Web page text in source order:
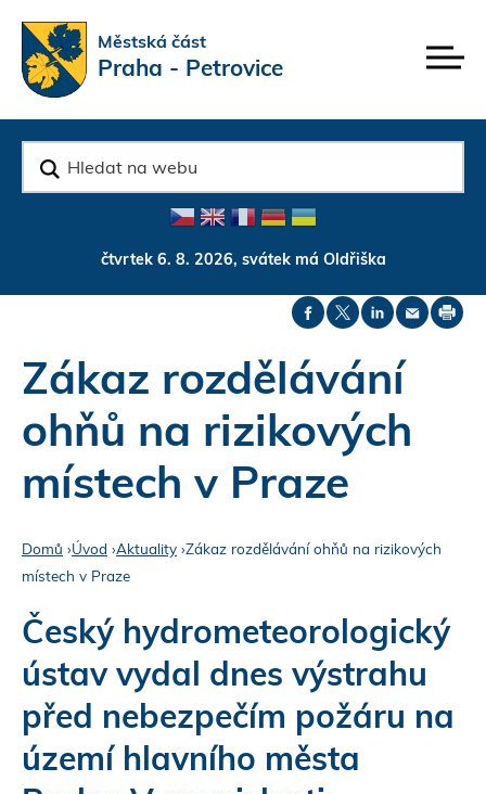
Městská část
Praha - Petrovice
h
t
čtvrtek 6. 8. 2026, svátek má Oldřiška
Zákaz rozdělávání
ohňů na rizikových
místech v Praze
J
s
t
z
d
Domů ›Úvod ›Aktuality ›Zákaz rozdělávání ohňů na rizikových
místech v Praze
Český hydrometeorologický
ústav vydal dnes výstrahu
před nebezpečím požáru na
území hlavního města